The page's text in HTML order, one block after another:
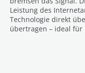
Leistung des
Technologie direkt
übertragen – ideal für